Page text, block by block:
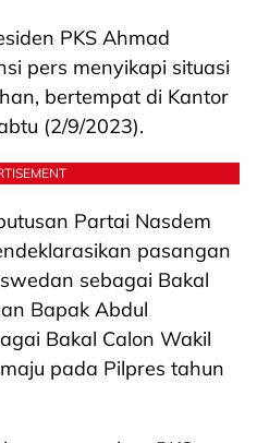
PKS Ahmad
pers menyikapi situasi
bertempat di Kantor
(2/9/2023).
Partai Nasdem
pasangan
sebagai Bakal
Bapak Abdul
Bakal Calon Wakil
pada Pilpres tahun